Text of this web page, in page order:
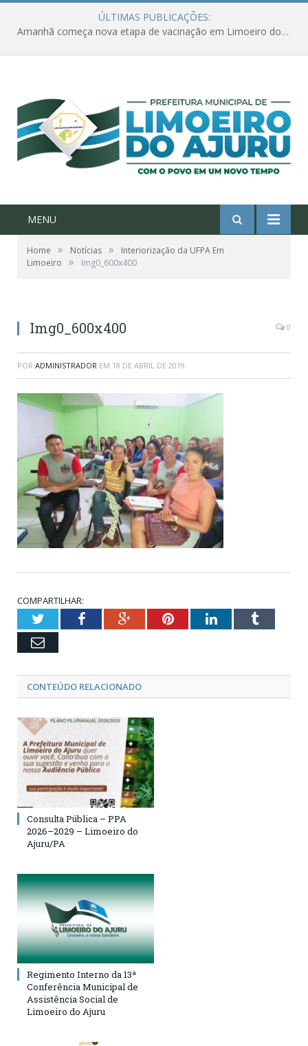
ÚLTIMAS PUBLICAÇÕES:
Amanhã começa nova etapa de vacinação em Limoeiro do Ajuru para idosos com 65 ou mais
MENU
Home » Notícias »
Interiorização da UFPA Em
Limoeiro
» Img0_600x400
Img0_600x400 0
POR ADMINISTRADOR EM 18 DE ABRIL DE 2019
COMPARTILHAR:
TwitterFacebookGoogle+PinterestLinkedInTumblr
Email
CONTEÚDO RELACIONADO
Consulta Pública – PPA
2026–2029 – Limoeiro do
Ajuru/PA
Regimento Interno da 13ª
Conferência Municipal de
Assistência Social de
Limoeiro do Ajuru